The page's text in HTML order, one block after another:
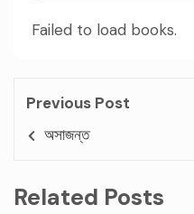
Failed to load books.
Previous Post
অসাজন্ত
Related Posts